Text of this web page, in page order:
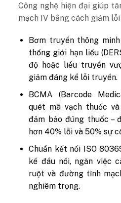
Công nghệ hiện đại giúp
mạch IV bằng cách giảm
Bơm truyền thông
thống giới hạn liều
độ hoặc liều truyền
giảm đáng kể lỗi truyền.
BCMA (Barcode
quét mã vạch thuốc
đảm bảo đúng thuốc –
hơn 40% lỗi và 50% sự
Chuẩn kết nối ISO
kế đầu nối, ngăn việc
ruột và đường tĩnh
nghiêm trọng.